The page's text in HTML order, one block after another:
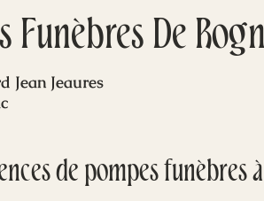
Funèbres De
Jean Jeaures
de pompes funèbres